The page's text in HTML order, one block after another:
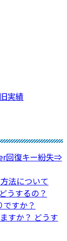
実績
回復キー紛失⇒
法について
うするの？
すか？
すか？ どうす